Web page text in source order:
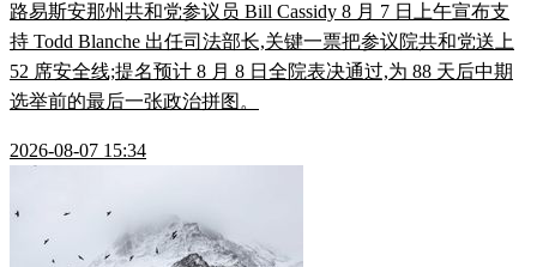
路易斯安那州共和党参议员 Bill Cassidy 8 月 7 日上午宣布支
持 Todd Blanche 出任司法部长,关键一票把参议院共和党送上
52 席安全线;提名预计 8 月 8 日全院表决通过,为 88 天后中期
选举前的最后一张政治拼图。
2026-08-07 15:34